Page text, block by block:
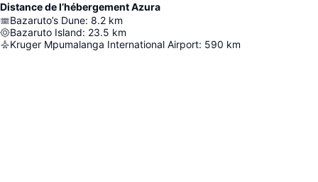
Distance de l’hébergement Azura
Bazaruto’s Dune: 8.2 km
Bazaruto Island: 23.5 km
Kruger Mpumalanga International Airport: 590 km